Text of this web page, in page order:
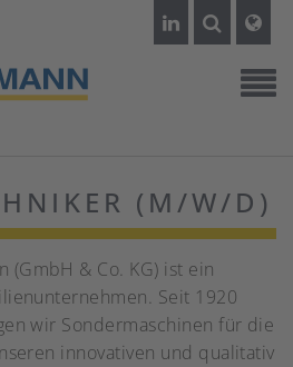
(M/W/D)
(GmbH & Co. KG) ist ein
Seit 1920
wir Sondermaschinen für die
innovativen und qualitativ